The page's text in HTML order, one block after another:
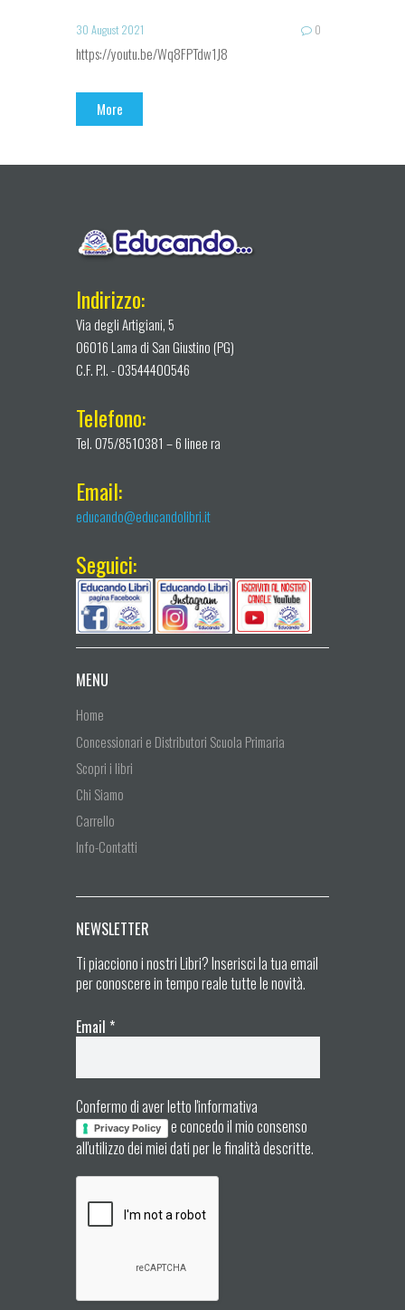
30 August 2021 0
https://youtu.be/Wq8FPTdw1J8
More
Indirizzo:
Via degli Artigiani, 5
06016 Lama di San Giustino (PG)
C.F. P.I. - 03544400546
Telefono:
Tel. 075/8510381 – 6 linee ra
Email:
educando@educandolibri.it
Seguici:
MENU
Home
Concessionari e Distributori Scuola Primaria
Scopri i libri
Chi Siamo
Carrello
Info-Contatti
NEWSLETTER
Ti piacciono i nostri Libri? Inserisci la tua email
per conoscere in tempo reale tutte le novità.
Email *
Confermo di aver letto l'informativa
Privacy Policy
e concedo il mio consenso
all'utilizzo dei miei dati per le finalità descritte.